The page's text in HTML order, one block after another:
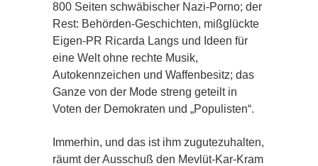
800 Seiten schwäbischer Nazi-Porno; der
Rest: Behörden-Geschichten, mißglückte
Eigen-PR Ricarda Langs und Ideen für
eine Welt ohne rechte Musik,
Autokennzeichen und Waffenbesitz; das
Ganze von der Mode streng geteilt in
Voten der Demokraten und „Populisten“.
Immerhin, und das ist ihm zugutezuhalten,
räumt der Ausschuß den Mevlüt-Kar-Kram